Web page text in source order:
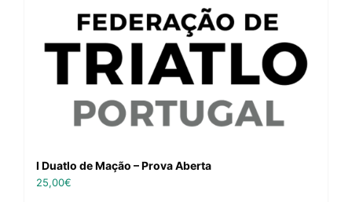
I Duatlo de Mação – Prova Aberta
25,00€